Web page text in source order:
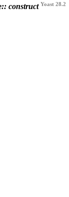
construct Yoast 28.2